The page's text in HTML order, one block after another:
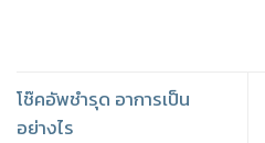
โช๊คอัพชำรุด อาการเป็น
อย่างไร